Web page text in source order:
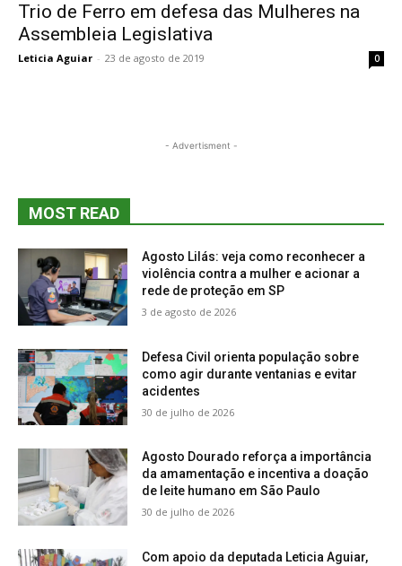
Trio de Ferro em defesa das Mulheres na
Assembleia Legislativa
Leticia Aguiar - 23 de agosto de 2019 0
- Advertisment -
MOST READ
Agosto Lilás: veja como reconhecer a
violência contra a mulher e acionar a
rede de proteção em SP
3 de agosto de 2026
Defesa Civil orienta população sobre
como agir durante ventanias e evitar
acidentes
30 de julho de 2026
Agosto Dourado reforça a importância
da amamentação e incentiva a doação
de leite humano em São Paulo
30 de julho de 2026
Com apoio da deputada Leticia Aguiar,